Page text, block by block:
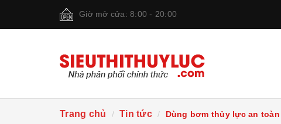
Giờ mở cửa: 8:00 - 20:00
Trang chủ Tin tức Dùng bơm thủy lực an